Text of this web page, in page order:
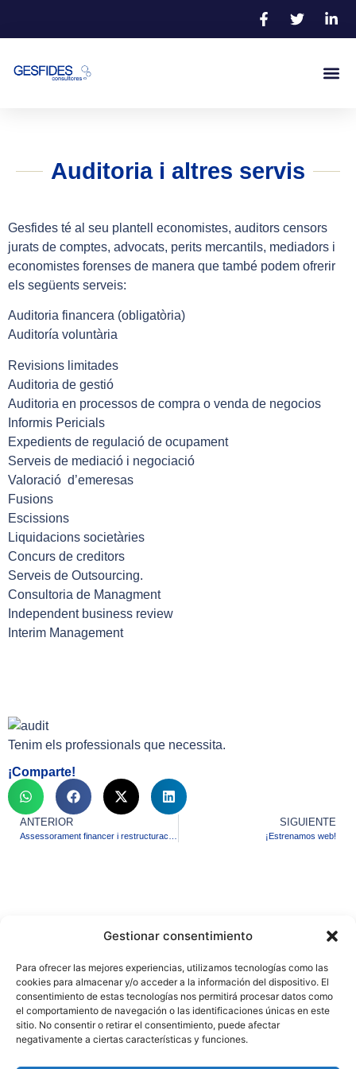
Gestionar consentimiento
Para ofrecer las mejores experiencias, utilizamos tecnologías como las
cookies para almacenar y/o acceder a la información del dispositivo. El
consentimiento de estas tecnologías nos permitirá procesar datos como
el comportamiento de navegación o las identificaciones únicas en este
sitio. No consentir o retirar el consentimiento, puede afectar
negativamente a ciertas características y funciones.
Auditoria i altres servis
Gesfides té al seu plantell economistes, auditors censors
jurats de comptes, advocats, perits mercantils, mediadors i
economistes forenses de manera que també podem ofrerir
els següents serveis:
Auditoria financera (obligatòria)
Auditoría voluntària
Revisions limitades
Auditoria de gestió
Auditoria en processos de compra o venda de negocios
Informis Pericials
Expedients de regulació de ocupament
Serveis de mediació i negociació
Valoració d’emeresas
Fusions
Escissions
Liquidacions societàries
Concurs de creditors
Serveis de Outsourcing.
Consultoria de Managment
Independent business review
Interim Management
Tenim els professionals que necessita.
¡Comparte!
ANTERIOR SIGUIENTE
¡Estrenamos web!
Contacto
93 272 11 92